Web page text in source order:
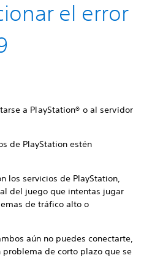
el error
a PlayStation® o al servidor
de PlayStation estén
los servicios de PlayStation,
del juego que intentas jugar
de tráfico alto o
aún no puedes conectarte,
de corto plazo que se